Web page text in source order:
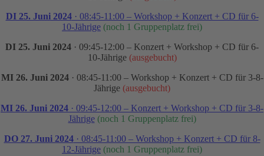
DI 25. Juni 2024· 08:45-11:00 – Workshop + Konzert + CD für 6-
10-Jährige (noch 1 Gruppenplatz frei)
DI 25. Juni 2024 · 09:45-12:00 – Konzert + Workshop + CD für 6-
10-Jährige (ausgebucht)
MI 26. Juni 2024· 08:45-11:00 – Workshop + Konzert + CD für 3-8-
Jährige (ausgebucht)
MI 26. Juni 2024 · 09:45-12:00 – Konzert + Workshop + CD für 3-8-
Jährige (noch 1 Gruppenplatz frei)
DO 27. Juni 2024· 08:45-11:00 – Workshop + Konzert + CD für 8-
12-Jährige (noch 1 Gruppenplatz frei)